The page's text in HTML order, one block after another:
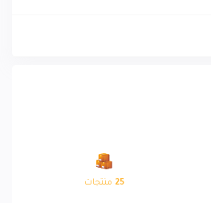
25 منتجات